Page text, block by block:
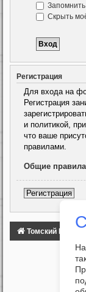
Скрыть
Регистрация
Для входа на
Регистрация
и политикой,
что ваше
правилами.
Общие правила
Регистрация
Томский Клуб